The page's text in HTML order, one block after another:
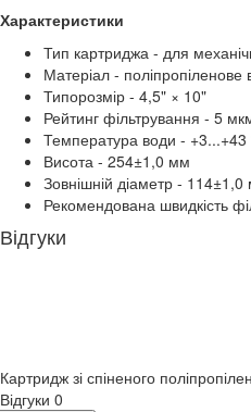
Характеристики
Тип картриджа - для
Матеріал - поліпропіленове
Типорозмір - 4,5" × 10"
Рейтинг фільтрування - 5
Температура води - +3...+43
Висота - 254±1,0 мм
Зовнішній діаметр -
Рекомендована швидкість
Відгуки
Картридж зі спіненого
Відгуки 0